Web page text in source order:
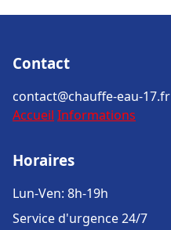
Contact
contact@chauffe-eau-17.fr
Accueil Informations
Horaires
Lun-Ven: 8h-19h
Service d'urgence 24/7